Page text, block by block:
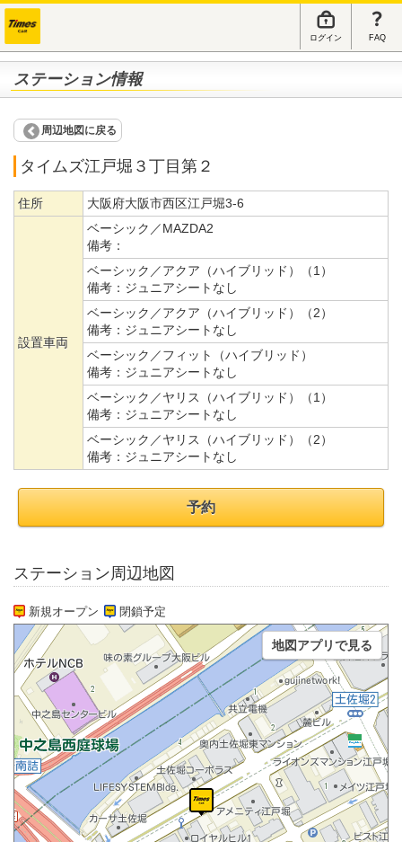
ログイン FAQ
ステーション情報
周辺地図に戻る
タイムズ江戸堀３丁目第２
住所 大阪府大阪市西区江戸堀3-6
設置車両
ベーシック／MAZDA2
備考：
ベーシック／アクア（ハイブリッド）（1）
備考： ジュニアシートなし
ベーシック／アクア（ハイブリッド）（2）
備考： ジュニアシートなし
ベーシック／フィット（ハイブリッド）
備考： ジュニアシートなし
ベーシック／ヤリス（ハイブリッド）（1）
備考： ジュニアシートなし
ベーシック／ヤリス（ハイブリッド）（2）
備考： ジュニアシートなし
予約
ステーション周辺地図
新規オープン 閉鎖予定
地図アプリで見る